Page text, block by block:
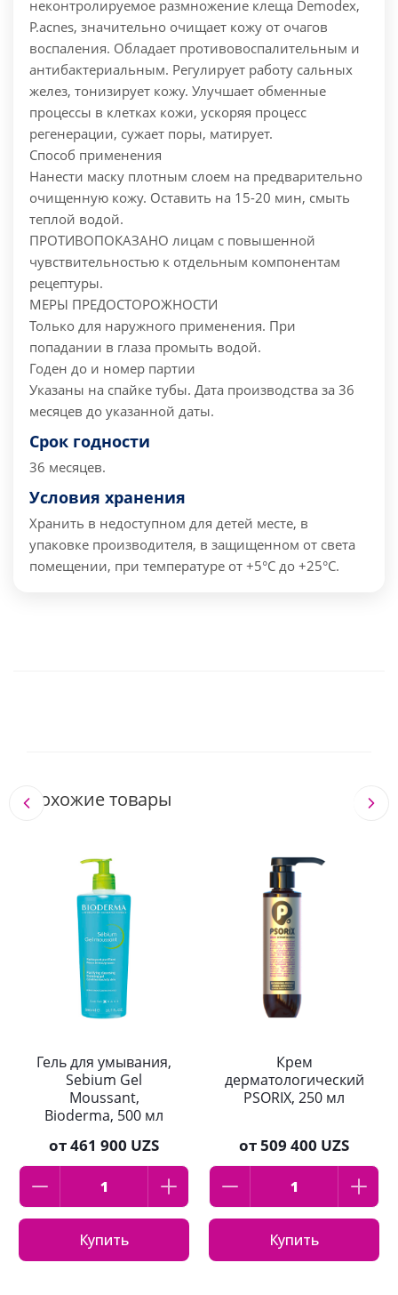
неконтролируемое размножение клеща Demodex,
P.acnes, значительно очищает кожу от очагов
воспаления. Обладает противовоспалительным и
антибактериальным. Регулирует работу сальных
желез, тонизирует кожу. Улучшает обменные
процессы в клетках кожи, ускоряя процесс
регенерации, сужает поры, матирует.
Способ применения
Нанести маску плотным слоем на предварительно
очищенную кожу. Оставить на 15-20 мин, смыть
теплой водой.
ПРОТИВОПОКАЗАНО лицам с повышенной
чувствительностью к отдельным компонентам
рецептуры.
МЕРЫ ПРЕДОСТОРОЖНОСТИ
Только для наружного применения. При
попадании в глаза промыть водой.
Годен до и номер партии
Указаны на спайке тубы. Дата производства за 36
месяцев до указанной даты.
Срок годности
36 месяцев.
Условия хранения
Хранить в недоступном для детей месте, в
упаковке производителя, в защищенном от света
помещении, при температуре от +5°С до +25°С.
Похожие товары
Гель для умывания,
Sebium Gel
Moussant,
Bioderma, 500 мл
от461 900 UZS
Купить
Крем
дерматологический
PSORIX, 250 мл
от509 400 UZS
Купить